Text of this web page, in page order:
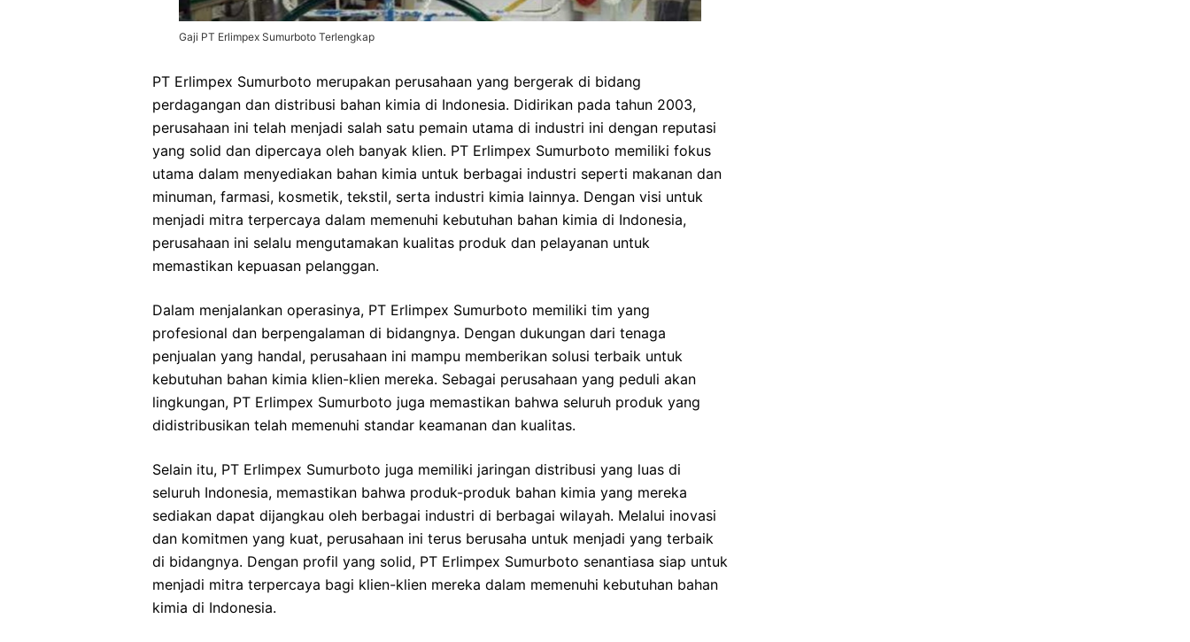
Gaji PT Erlimpex Sumurboto Terlengkap
PT Erlimpex Sumurboto merupakan perusahaan yang bergerak di bidang
perdagangan dan distribusi bahan kimia di Indonesia. Didirikan pada tahun 2003,
perusahaan ini telah menjadi salah satu pemain utama di industri ini dengan reputasi
yang solid dan dipercaya oleh banyak klien. PT Erlimpex Sumurboto memiliki fokus
utama dalam menyediakan bahan kimia untuk berbagai industri seperti makanan dan
minuman, farmasi, kosmetik, tekstil, serta industri kimia lainnya. Dengan visi untuk
menjadi mitra terpercaya dalam memenuhi kebutuhan bahan kimia di Indonesia,
perusahaan ini selalu mengutamakan kualitas produk dan pelayanan untuk
memastikan kepuasan pelanggan.
Dalam menjalankan operasinya, PT Erlimpex Sumurboto memiliki tim yang
profesional dan berpengalaman di bidangnya. Dengan dukungan dari tenaga
penjualan yang handal, perusahaan ini mampu memberikan solusi terbaik untuk
kebutuhan bahan kimia klien-klien mereka. Sebagai perusahaan yang peduli akan
lingkungan, PT Erlimpex Sumurboto juga memastikan bahwa seluruh produk yang
didistribusikan telah memenuhi standar keamanan dan kualitas.
Selain itu, PT Erlimpex Sumurboto juga memiliki jaringan distribusi yang luas di
seluruh Indonesia, memastikan bahwa produk-produk bahan kimia yang mereka
sediakan dapat dijangkau oleh berbagai industri di berbagai wilayah. Melalui inovasi
dan komitmen yang kuat, perusahaan ini terus berusaha untuk menjadi yang terbaik
di bidangnya. Dengan profil yang solid, PT Erlimpex Sumurboto senantiasa siap untuk
menjadi mitra terpercaya bagi klien-klien mereka dalam memenuhi kebutuhan bahan
kimia di Indonesia.